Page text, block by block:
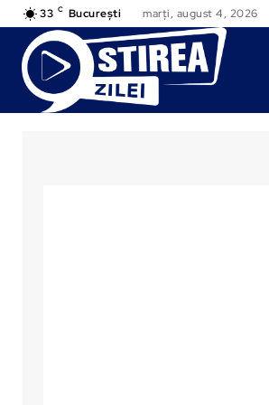
33 C București marți, august 4, 2026